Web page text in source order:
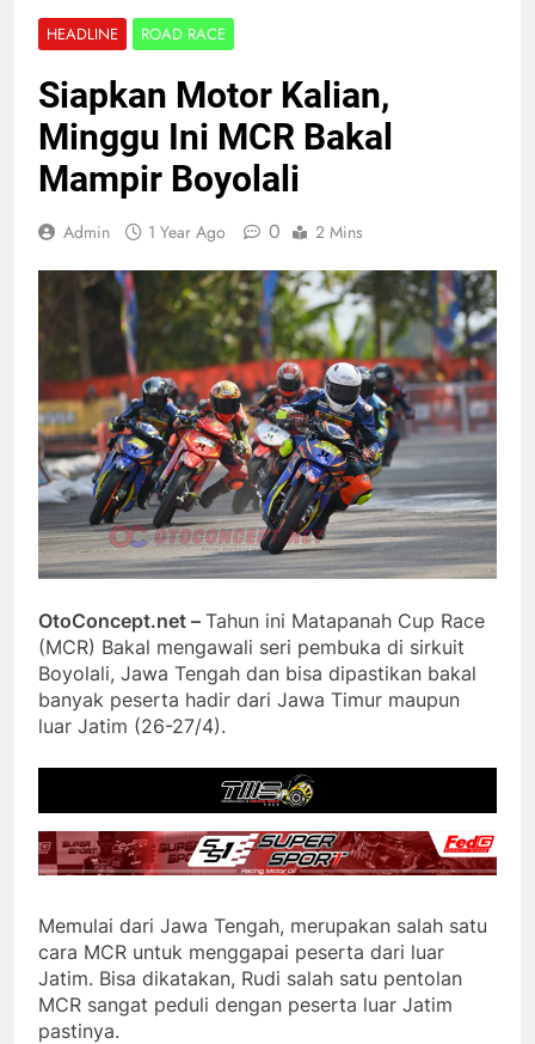
HEADLINE ROAD RACE
Siapkan Motor Kalian,
Minggu Ini MCR Bakal
Mampir Boyolali
Admin 1 Year Ago 0 2 Mins
OtoConcept.net – Tahun ini Matapanah Cup Race
(MCR) Bakal mengawali seri pembuka di sirkuit
Boyolali, Jawa Tengah dan bisa dipastikan bakal
banyak peserta hadir dari Jawa Timur maupun
luar Jatim (26-27/4).
Memulai dari Jawa Tengah, merupakan salah satu
cara MCR untuk menggapai peserta dari luar
Jatim. Bisa dikatakan, Rudi salah satu pentolan
MCR sangat peduli dengan peserta luar Jatim
pastinya.